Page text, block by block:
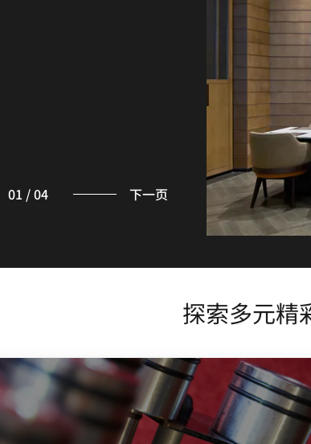
统粤菜。内设约 84 个座
01 /04 下一页
探索多元精